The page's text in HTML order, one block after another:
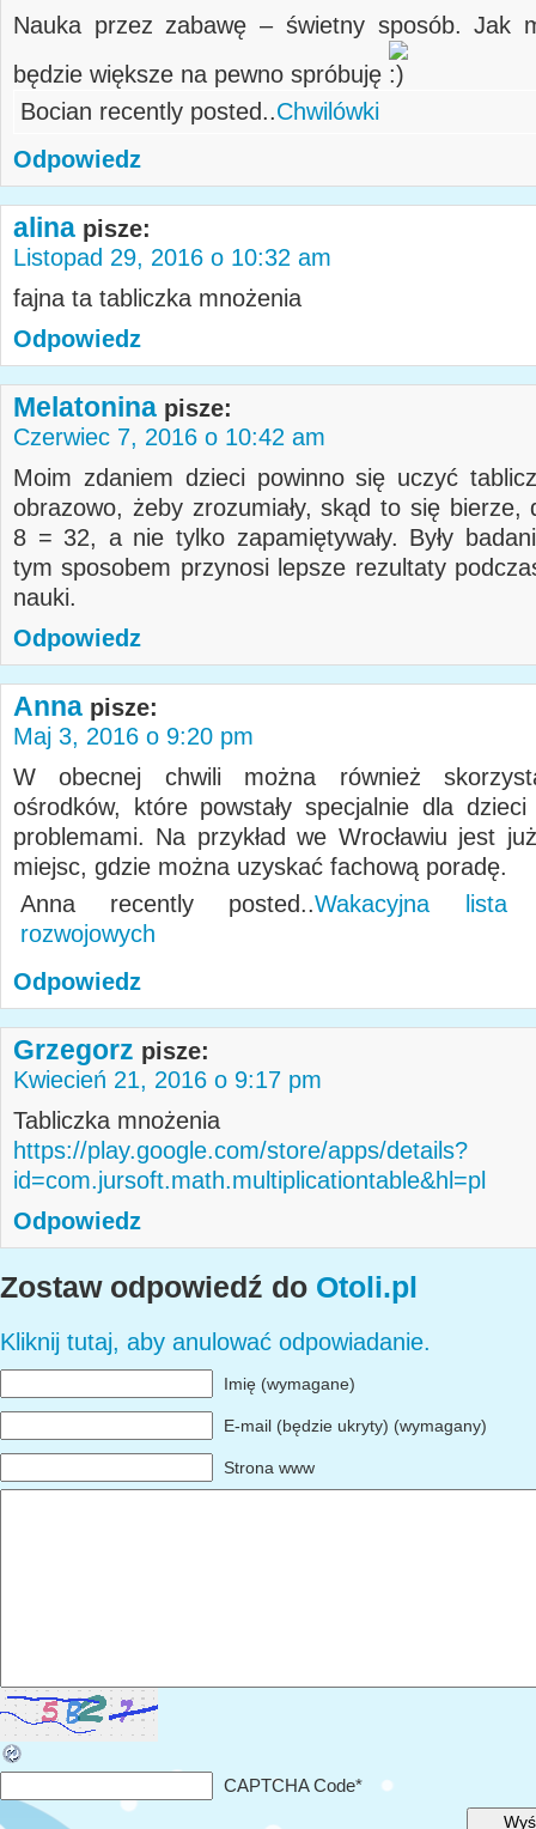
Nauka przez zabawę – świetny sposób. Jak
będzie większe na pewno spróbuję
Bocian recently posted..Chwilówki
Odpowiedz
alina pisze:
Listopad 29, 2016 o 10:32 am
fajna ta tabliczka mnożenia
Odpowiedz
Melatonina pisze:
Czerwiec 7, 2016 o 10:42 am
Moim zdaniem dzieci powinno się uczyć
obrazowo, żeby zrozumiały, skąd to się bierze,
8 = 32, a nie tylko zapamiętywały. Były
tym sposobem przynosi lepsze rezultaty
nauki.
Odpowiedz
Anna pisze:
Maj 3, 2016 o 9:20 pm
W obecnej chwili można również
ośrodków, które powstały specjalnie dla
problemami. Na przykład we Wrocławiu jest
miejsc, gdzie można uzyskać fachową poradę.
Anna recently posted..Wakacyjna lista
rozwojowych
Odpowiedz
Grzegorz pisze:
Kwiecień 21, 2016 o 9:17 pm
Tabliczka mnożenia
https://play.google.com/store/apps/details?
id=com.jursoft.math.multiplicationtable&hl=pl
Odpowiedz
Zostaw odpowiedź do Otoli.pl
Kliknij tutaj, aby anulować odpowiadanie.
Imię (wymagane)
E-mail (będzie ukryty) (wymagany)
Strona www
CAPTCHA Code*